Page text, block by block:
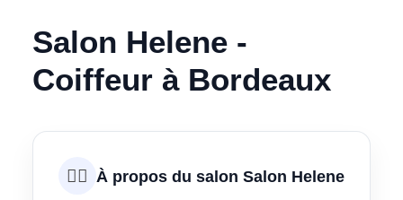
Salon Helene -
Coiffeur à Bordeaux
💇‍♀️ À propos du salon Salon Helene